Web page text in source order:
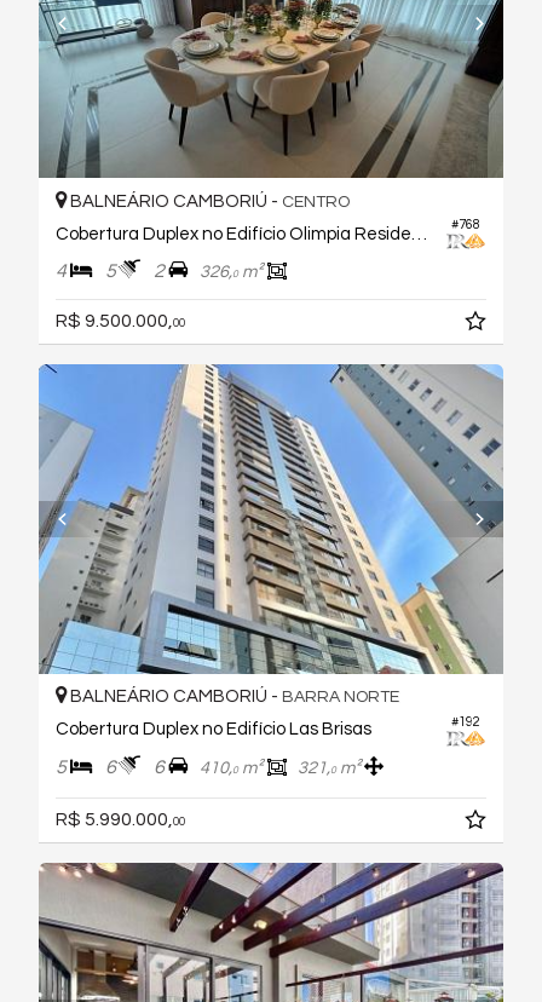
#768
BALNEÁRIO CAMBORIÚ - CENTRO
4 5 2 326,0m²
R$ 9.500.000, 00
#192
BALNEÁRIO CAMBORIÚ - BARRA NORTE
Cobertura Duplex no Edifício Las Brisas
5 6 6 410,0m² 321,0m²
R$ 5.990.000, 00